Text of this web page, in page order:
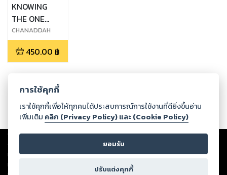
KNOWING
THE ONE
TRUE GOD
CHANADDAH
CHAISAKORN
450.00 ฿
Copyright ©2026Storylog Co., Ltd. - สตอรี่ล็อกขอสงวนสิทธิ์ไม่รับผิดชอบ
ต่อผลงานหรือเนื้อหาใดที่อัปโหลดผ่านเว็บไซต์และปรากฏว่าละเมิดสิทธิใน
ทรัพย์สินทางปัญญาของบุคคลอื่นหรือขัดต่อกฎหมายและศีลธรรม ดังนั้น ผู้อ่าน
ทุกท่านโปรดใช้วิจารณญาณในการกลั่นกรองด้วยตนเอง และหากท่านพบว่าส่วน
การใช้คุกกี้
เราใช้คุกกี้เพื่อให้ทุกคนได้ประสบการณ์การใช้งานที่ดียิ่งขึ้นอ่าน
เพิ่มเติม คลิก (Privacy Policy) และ (Cookie Policy)
ยอมรับ
ปรับแต่งคุกกี้